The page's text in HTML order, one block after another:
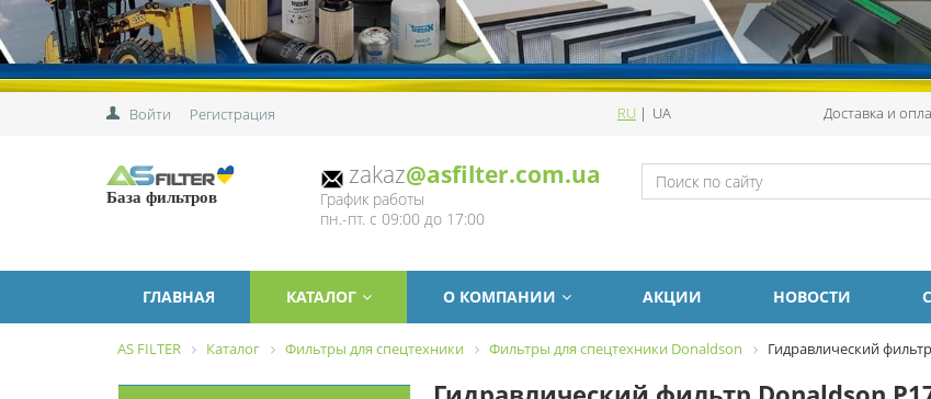
Войти Регистрация RU| UA Доставка и
База фильтров
zakaz@asfilter.com.ua
График работы
пн.-пт. с 09:00 до 17:00
ГЛАВНАЯ КАТАЛОГ О КОМПАНИИ АКЦИИ НОВОСТИ
AS FILTER Каталог Фильтры для спецтехники Фильтры для спецтехники Donaldson Гидравлический